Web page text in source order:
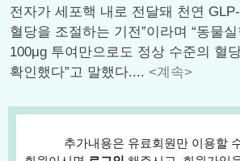
전자가 세포핵 내로 전달돼 천연
혈당을 조절하는 기전”이라며 “동물
100μg 투여만으로도 정상 수준의 혈
확인했다”고 말했다.... <계속>
추가내용은 유료회원만 이용할